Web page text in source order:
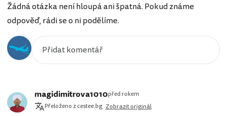
Žádná otázka není hloupá ani špatná. Pokud známe
odpověď, rádi se o ni podělíme.
magidimitrova1010před rokem
Přeloženo z cestee.bg Zobrazit originál